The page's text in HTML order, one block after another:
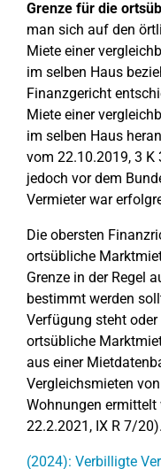
Grenze für die
man sich auf den
Miete einer
im selben Haus
Finanzgericht
Miete einer
im selben Haus
vom 22.10.2019, 3
jedoch vor dem
Vermieter war
Die obersten
ortsübliche
Grenze in der Regel
bestimmt werden
Verfügung steht
ortsübliche
aus einer
Vergleichsmieten
Wohnungen ermittelt
22.2.2021, IX R 7/20).
(2024): Verbilligte